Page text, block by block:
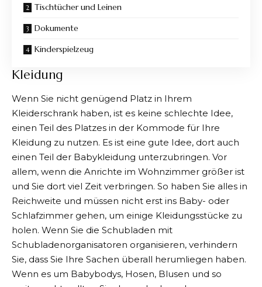
Tischtücher und Leinen
Dokumente
Kinderspielzeug
Kleidung
Wenn Sie nicht genügend Platz in Ihrem
Kleiderschrank haben, ist es keine schlechte Idee,
einen Teil des Platzes in der Kommode für Ihre
Kleidung zu nutzen. Es ist eine gute Idee, dort auch
einen Teil der Babykleidung unterzubringen. Vor
allem, wenn die Anrichte im Wohnzimmer größer ist
und Sie dort viel Zeit verbringen. So haben Sie alles in
Reichweite und müssen nicht erst ins Baby- oder
Schlafzimmer gehen, um einige Kleidungsstücke zu
holen. Wenn Sie die Schubladen mit
Schubladenorganisatoren organisieren, verhindern
Sie, dass Sie Ihre Sachen überall herumliegen haben.
Wenn es um Babybodys, Hosen, Blusen und so